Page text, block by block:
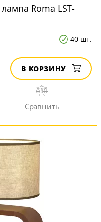
Roma LST-
40 шт.
В КОРЗИНУ